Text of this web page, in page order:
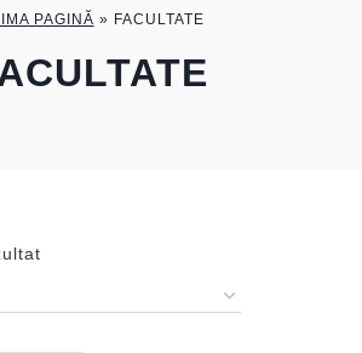
PAGINĂ » FACULTATE